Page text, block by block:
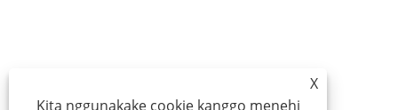
X
Kita nggunakake cookie kanggo menehi